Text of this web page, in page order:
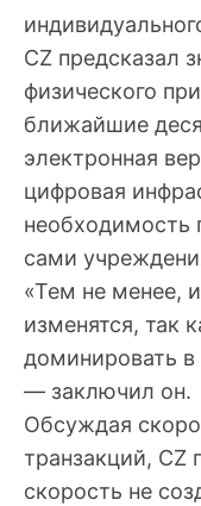
CZ предсказал
физического
ближайшие
электронная
цифровая
необходимость
сами
«Тем не менее,
изменятся, так
доминировать в
— заключил он.
Обсуждая
транзакций, CZ
скорость не